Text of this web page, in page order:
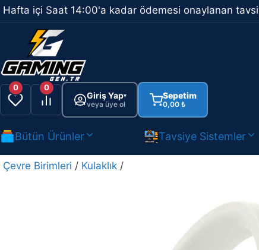
İçeriğe
atla
Hafta içi Saat 14:00'a kadar ödemesi onaylanan
0 0
Giriş Yap▾
veya üye ol
Sepetim
0,00 ₺
Bütün Ürünler Tavsiye Sistemler
Çevre Birimleri / Kulaklık /